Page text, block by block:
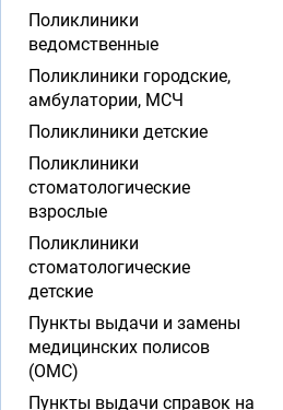
Поликлиники
ведомственные
Поликлиники городские,
амбулатории, МСЧ
Поликлиники детские
Поликлиники
стоматологические
взрослые
Поликлиники
стоматологические
детские
Пункты выдачи и замены
медицинских полисов
(ОМС)
Пункты выдачи справок на